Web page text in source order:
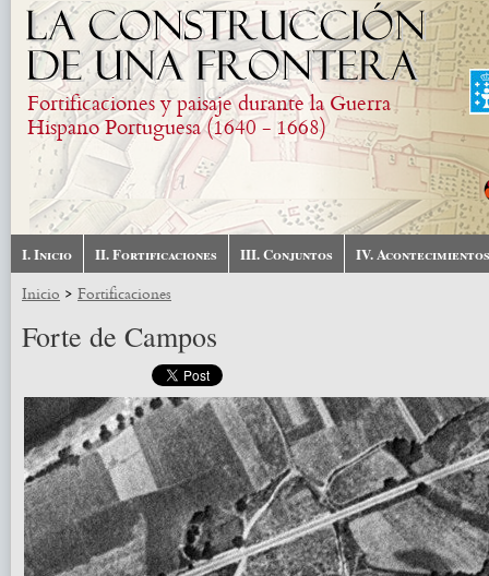
Pasar al contenido principal
Fortificaciones y paisaje durante la Guerra
Hispano Portuguesa (1640 - 1668)
I. Inicio II. Fortificaciones III. Conjuntos
IV. Acontecimientos
Inicio > Fortificaciones
Forte de Campos